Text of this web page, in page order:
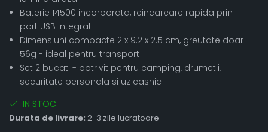
Baterie 14500 incorporata, reincarcare rapida prin
port USB integrat
Dimensiuni compacte 2 x 9.2 x 2.5 cm, greutate doar
56g - ideal pentru transport
Set 2 bucati - potrivit pentru camping, drumetii,
securitate personala si uz casnic
IN STOC
Durata de livrare: 2-3 zile lucratoare